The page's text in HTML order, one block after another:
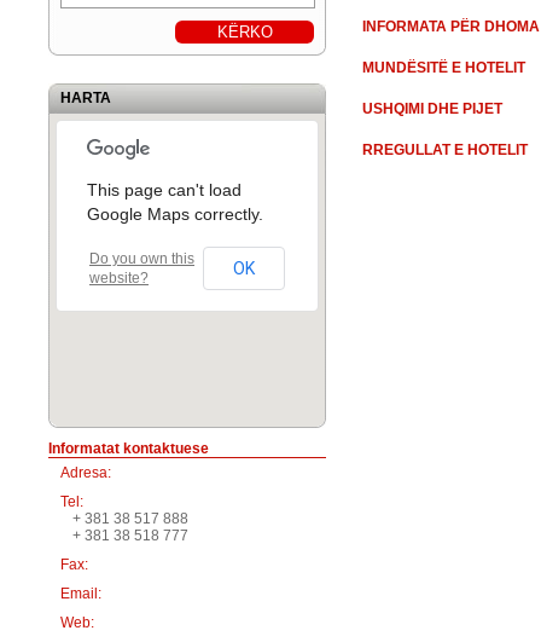
HARTA
This page can't load
Google Maps correctly.
Do you own this
website?
OK
Informatat kontaktuese
Adresa:
Tel:
+ 381 38 517 888
+ 381 38 518 777
Fax:
Email:
Web:
INFORMATA PËR DHOMA
MUNDËSITË E HOTELIT
USHQIMI DHE PIJET
RREGULLAT E HOTELIT